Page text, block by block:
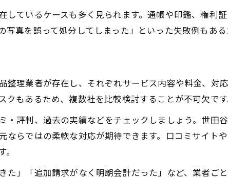
遺品整理 世田谷区で注意したい流れと注意点
遺品整理士による安心な仕分け方法とは
費用を抑える遺品整理の賢い進め方を徹底解説
遺品整理費用を節約する見積もり比較術
遺品整理 東京エリアでの費用相場を解説
遺品整理で追加料金を避けるための対策
口コミで評判の遺品整理業者を賢く活用
しているケースも多く見られます。通帳や印鑑、権利
真を誤って処分してしまった」といった失敗例もあ
整理業者が存在し、それぞれサービス内容や料金、対
もあるため、複数社を比較検討することが不可欠です
・評判、過去の実績などをチェックしましょう。世田
ならではの柔軟な対応が期待できます。口コミサイト
た」「追加請求がなく明朗会計だった」など、業者ご